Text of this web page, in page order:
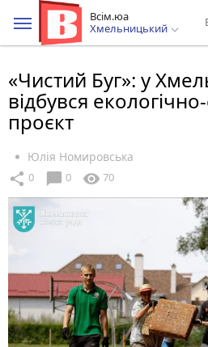
Всім.юа
Хмельницький
«Чистий Буг»: у
відбувся
проєкт
Юлія Номировська
share 0 chat_bubble 0 visibility 70